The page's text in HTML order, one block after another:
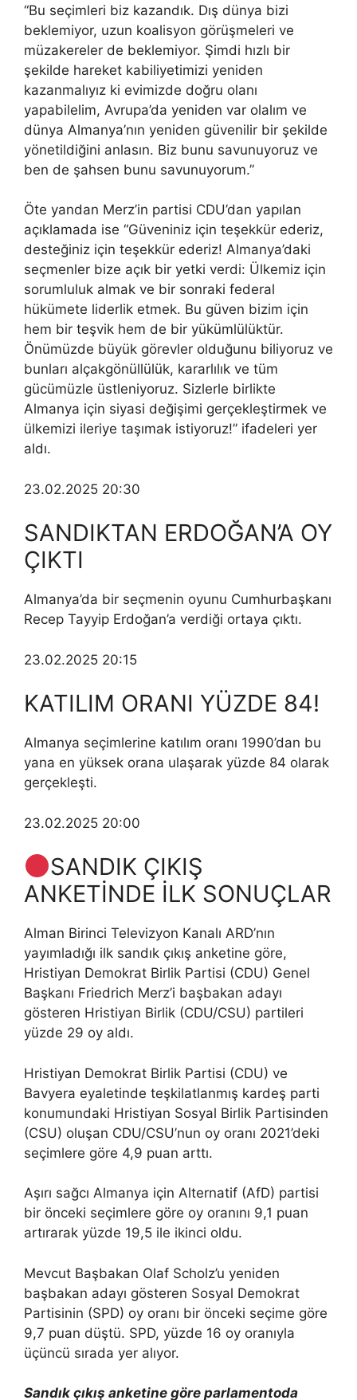
“Bu seçimleri biz kazandık. Dış dünya bizi
beklemiyor, uzun koalisyon görüşmeleri ve
müzakereler de beklemiyor. Şimdi hızlı bir
şekilde hareket kabiliyetimizi yeniden
kazanmalıyız ki evimizde doğru olanı
yapabilelim, Avrupa’da yeniden var olalım ve
dünya Almanya’nın yeniden güvenilir bir şekilde
yönetildiğini anlasın. Biz bunu savunuyoruz ve
ben de şahsen bunu savunuyorum.”
Öte yandan Merz’in partisi CDU’dan yapılan
açıklamada ise “Güveniniz için teşekkür ederiz,
desteğiniz için teşekkür ederiz! Almanya’daki
seçmenler bize açık bir yetki verdi: Ülkemiz için
sorumluluk almak ve bir sonraki federal
hükümete liderlik etmek. Bu güven bizim için
hem bir teşvik hem de bir yükümlülüktür.
Önümüzde büyük görevler olduğunu biliyoruz ve
bunları alçakgönüllülük, kararlılık ve tüm
gücümüzle üstleniyoruz. Sizlerle birlikte
Almanya için siyasi değişimi gerçekleştirmek ve
ülkemizi ileriye taşımak istiyoruz!” ifadeleri yer
aldı.
23.02.2025 20:30
SANDIKTAN ERDOĞAN’A OY
ÇIKTI
Almanya’da bir seçmenin oyunu Cumhurbaşkanı
Recep Tayyip Erdoğan’a verdiği ortaya çıktı.
23.02.2025 20:15
KATILIM ORANI YÜZDE 84!
Almanya seçimlerine katılım oranı 1990’dan bu
yana en yüksek orana ulaşarak yüzde 84 olarak
gerçekleşti.
23.02.2025 20:00
SANDIK ÇIKIŞ
ANKETİNDE İLK SONUÇLAR
Alman Birinci Televizyon Kanalı ARD’nın
yayımladığı ilk sandık çıkış anketine göre,
Hristiyan Demokrat Birlik Partisi (CDU) Genel
Başkanı Friedrich Merz’i başbakan adayı
gösteren Hristiyan Birlik (CDU/CSU) partileri
yüzde 29 oy aldı.
Hristiyan Demokrat Birlik Partisi (CDU) ve
Bavyera eyaletinde teşkilatlanmış kardeş parti
konumundaki Hristiyan Sosyal Birlik Partisinden
(CSU) oluşan CDU/CSU’nun oy oranı 2021’deki
seçimlere göre 4,9 puan arttı.
Aşırı sağcı Almanya için Alternatif (AfD) partisi
bir önceki seçimlere göre oy oranını 9,1 puan
artırarak yüzde 19,5 ile ikinci oldu.
Mevcut Başbakan Olaf Scholz’u yeniden
başbakan adayı gösteren Sosyal Demokrat
Partisinin (SPD) oy oranı bir önceki seçime göre
9,7 puan düştü. SPD, yüzde 16 oy oranıyla
üçüncü sırada yer alıyor.
Sandık çıkış anketine göre parlamentoda